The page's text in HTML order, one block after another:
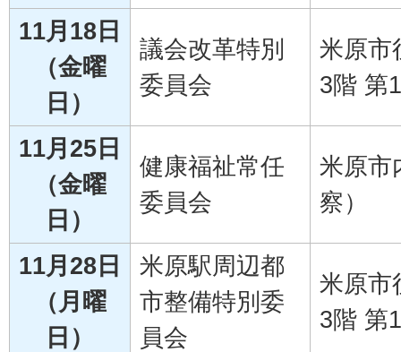
11月18日
（金曜
日）
議会改革特別
委員会
米原市
3階 第
11月25日
（金曜
日）
健康福祉常任
委員会
米原市
察）
11月28日
（月曜
日）
米原駅周辺都
市整備特別委
員会
米原市
3階 第